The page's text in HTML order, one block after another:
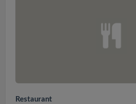
Restaurant